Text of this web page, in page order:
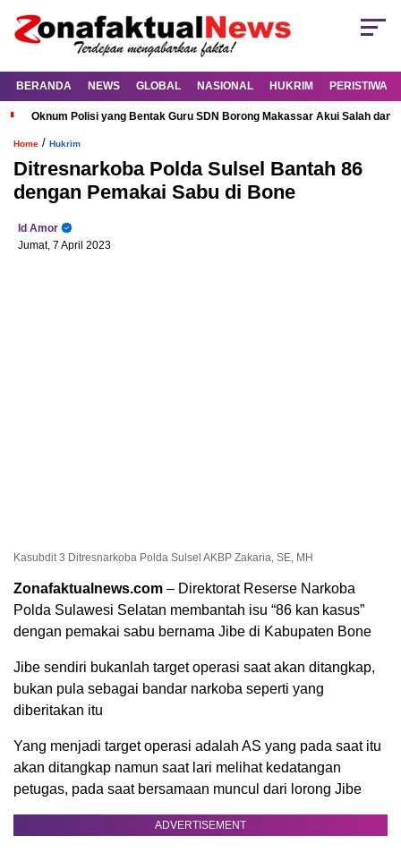
BERANDA NEWS GLOBAL NASIONAL HUKRIM PERISTIWA
Oknum Polisi yang Bentak Guru SDN Borong Makassar Akui Salah dan
Home / Hukrim
Ditresnarkoba Polda Sulsel Bantah 86
dengan Pemakai Sabu di Bone
Id Amor
Jumat, 7 April 2023
Kasubdit 3 Ditresnarkoba Polda Sulsel AKBP Zakaria, SE, MH
Zonafaktualnews.com – Direktorat Reserse Narkoba
Polda Sulawesi Selatan membantah isu “86 kan kasus”
dengan pemakai sabu bernama Jibe di Kabupaten Bone
Jibe sendiri bukanlah target operasi saat akan ditangkap,
bukan pula sebagai bandar narkoba seperti yang
diberitakan itu
Yang menjadi target operasi adalah AS yang pada saat itu
akan ditangkap namun saat lari melihat kedatangan
petugas, pada saat bersamaan muncul dari lorong Jibe
ADVERTISEMENT